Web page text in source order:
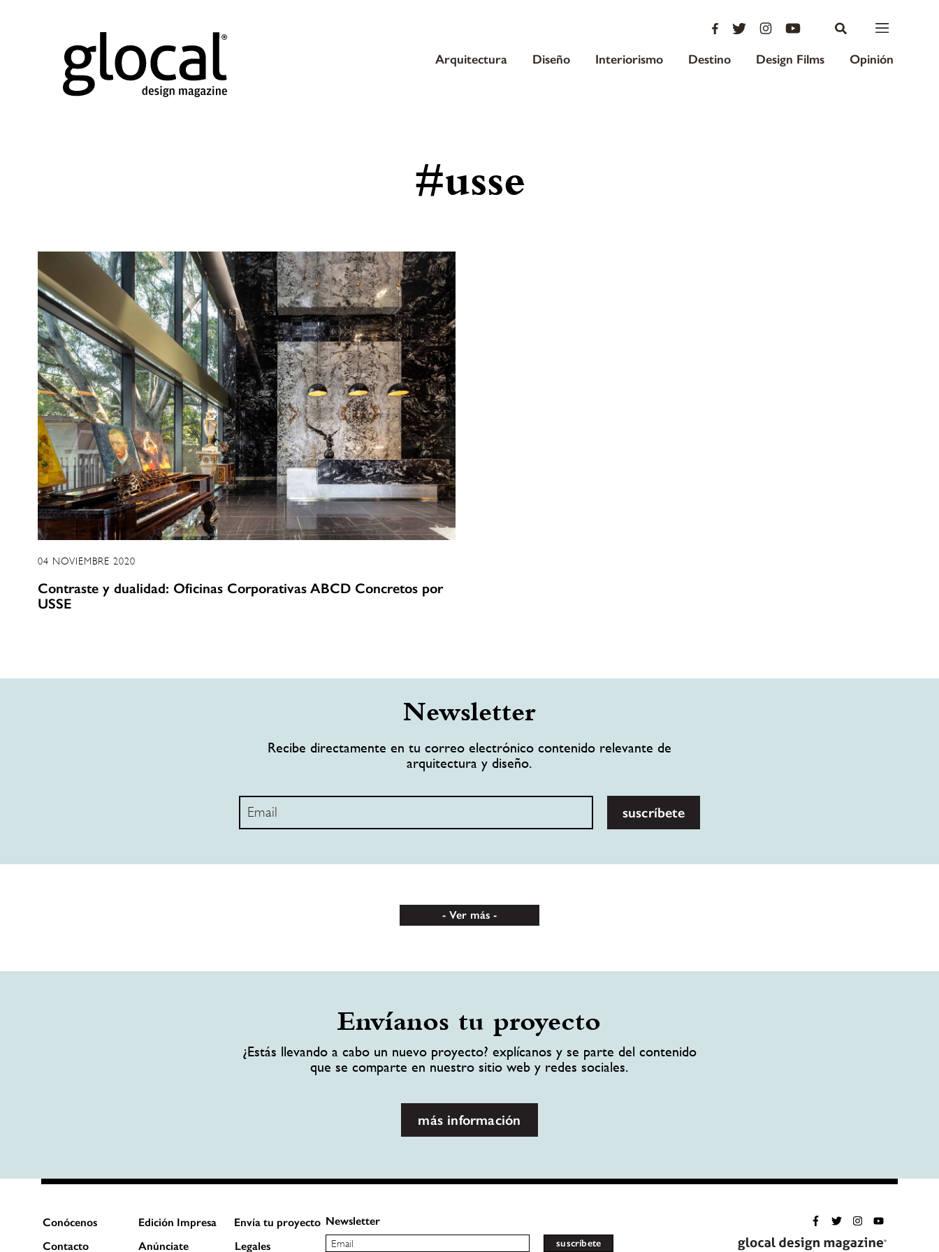
Arquitectura Diseño Interiorismo Destino Design Films Opinión
#usse
04 NOVIEMBRE 2020
Contraste y dualidad: Oficinas Corporativas ABCD Concretos por
USSE
Newsletter
Recibe directamente en tu correo electrónico contenido relevante de
arquitectura y diseño.
suscríbete
Ver más
Envíanos tu proyecto
¿Estás llevando a cabo un nuevo proyecto? explícanos y se parte del contenido
que se comparte en nuestro sitio web y redes sociales.
más información
Conócenos Edición Impresa
Envía tu proyecto
Contacto
Anúnciate Legales
Newsletter
suscríbete